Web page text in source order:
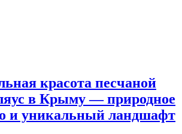
красота песчаной
в Крыму — природное
и уникальный ландшафт